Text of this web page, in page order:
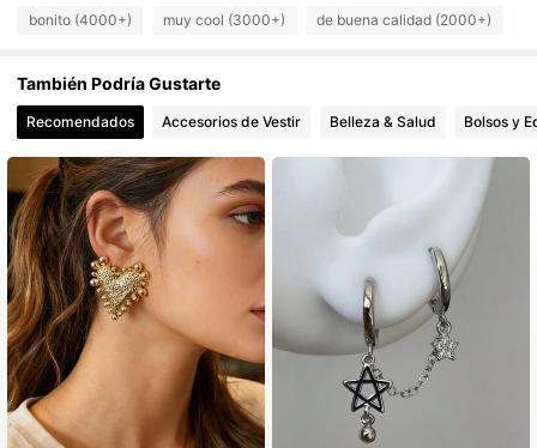
4.83 3K Seguidores
4.83 3K Seguidores
4.83 3K Seguidores
4.83 3K Seguidores
bonito (4000+) muy cool (3000+) de buena calidad (2000+)
También Podría Gustarte
Recomendados Accesorios de Vestir Belleza & Salud Bolsos y